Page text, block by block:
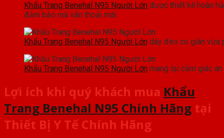
Khẩu Trang Benehal N95 Người Lớn được thiết kế hoàn
đảm bảo mà vẫn thoải mái
Khẩu Trang Benehal N95 Người Lớn dây đeo co giãn vừa
Khẩu Trang Benehal N95 Người Lớn mang lại cảm giác
Lợi ích khi quý khách mua Khẩu
Trang Benehal N95 Chính Hãng tại
Thiết Bị Y Tế Chính Hãng